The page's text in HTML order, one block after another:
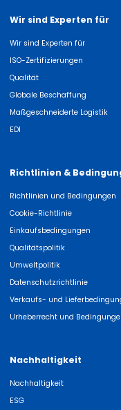
Wir sind Experten für
Wir sind Experten für
ISO-Zertifizierungen
Qualität
Globale Beschaffung
Maßgeschneiderte Logistik
EDI
Richtlinien &
Richtlinien und Bedingungen
Cookie-Richtlinie
Einkaufsbedingungen
Qualitätspolitik
Umweltpolitik
Datenschutzrichtlinie
Verkaufs- und
Urheberrecht und
Nachhaltigkeit
Nachhaltigkeit
ESG